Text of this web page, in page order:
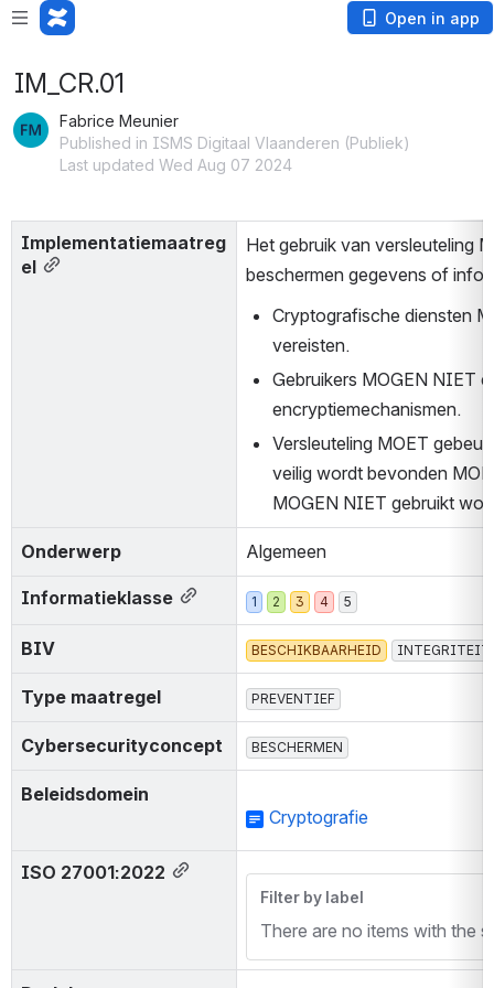
Open in app
IM_CR.01
Fabrice Meunier
Published in ISMS Digitaal Vlaanderen (Publiek)
Last updated Wed Aug 07 2024
Implementatiemaatreg
el
Het gebruik van versleuteling
beschermen gegevens of
Cryptografische diensten
vereisten.
Gebruikers MOGEN NIET
encryptiemechanismen.
Versleuteling MOET
veilig wordt bevonden
MOGEN NIET gebruikt
Onderwerp Algemeen
Informatieklasse 1 2 3 4 5
BIV BESCHIKBAARHEID INTEGRITEIT
Type maatregel PREVENTIEF
Cybersecurityconcept BESCHERMEN
Beleidsdomein
Cryptografie
ISO 27001:2022
Filter by label
There are no items with the